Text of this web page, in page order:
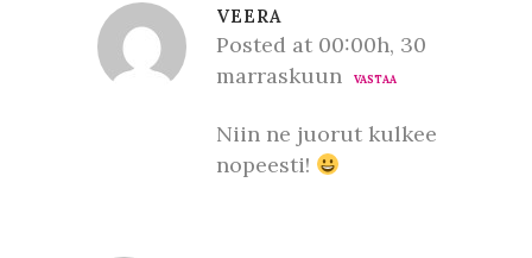
VEERA
Posted at 00:00h, 30
marraskuun
VASTAA
Niin ne juorut kulkee
nopeesti!